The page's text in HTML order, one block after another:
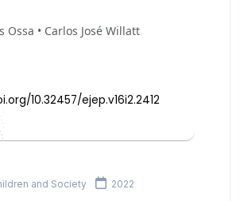
Ossa • Carlos José Willatt
10.32457/ejep.v16i2.2412
and Society 2022